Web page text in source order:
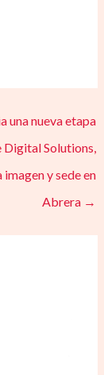
una nueva etapa
Digital Solutions,
imagen y sede en
Abrera →